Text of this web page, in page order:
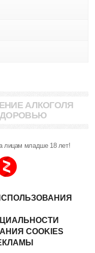
АЛКОГОЛЯ
лицам младше 18 лет!
COOKIES